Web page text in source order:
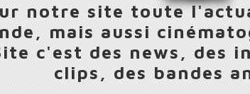
notre site toute
mais aussi
c'est des news, des
clips, des bandes